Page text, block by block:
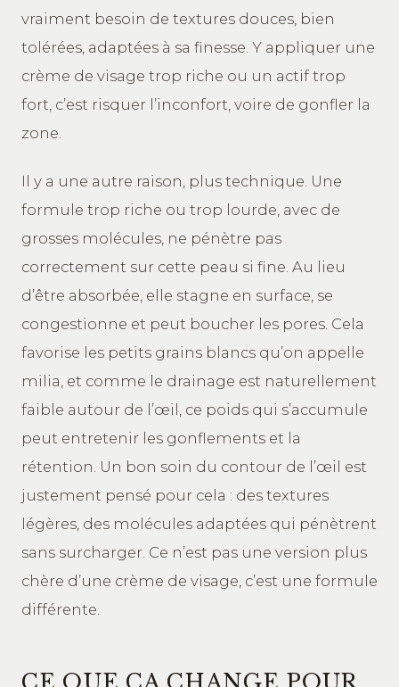
vraiment besoin de textures douces, bien
tolérées, adaptées à sa finesse. Y appliquer une
crème de visage trop riche ou un actif trop
fort, c’est risquer l’inconfort, voire de gonfler la
zone.
Il y a une autre raison, plus technique. Une
formule trop riche ou trop lourde, avec de
grosses molécules, ne pénètre pas
correctement sur cette peau si fine. Au lieu
d’être absorbée, elle stagne en surface, se
congestionne et peut boucher les pores. Cela
favorise les petits grains blancs qu’on appelle
milia, et comme le drainage est naturellement
faible autour de l’œil, ce poids qui s’accumule
peut entretenir les gonflements et la
rétention. Un bon soin du contour de l’œil est
justement pensé pour cela : des textures
légères, des molécules adaptées qui pénètrent
sans surcharger. Ce n’est pas une version plus
chère d’une crème de visage, c’est une formule
différente.